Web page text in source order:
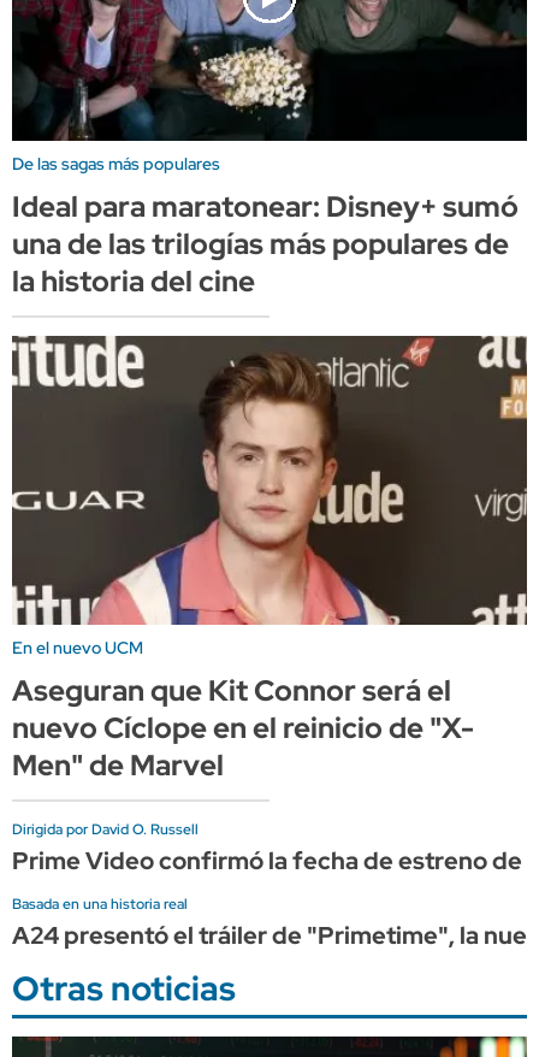
De las sagas más populares
Ideal para maratonear: Disney+ sumó
una de las trilogías más populares de
la historia del cine
En el nuevo UCM
Aseguran que Kit Connor será el
nuevo Cíclope en el reinicio de "X-
Men" de Marvel
Dirigida por David O. Russell
Prime Video confirmó la fecha de estreno de
Basada en una historia real
A24 presentó el tráiler de "Primetime", la
Otras noticias